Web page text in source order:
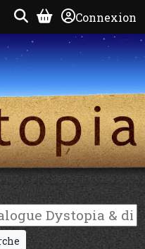
Connexion